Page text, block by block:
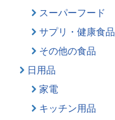
スーパーフード
サプリ・健康食品
その他の食品
日用品
家電
キッチン用品